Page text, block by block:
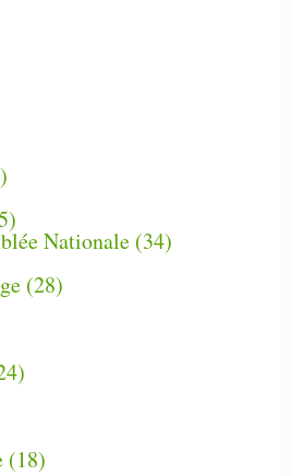
Nationale (34)
(28)
(18)